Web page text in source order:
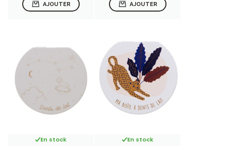
AJOUTER AJOUTER
En stock En stock